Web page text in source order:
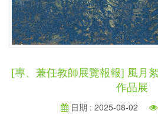
[專、兼任教師展覽報報] 風月
作品展
日期 : 2025-08-02